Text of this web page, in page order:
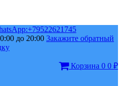
до 20:00 Закажите обратный
Корзина 0 0 ₽